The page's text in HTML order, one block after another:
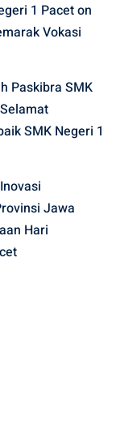
1 Paceton
Vokasi
Paskibra SMK
Selamat
SMK Negeri 1
Jawa
Hari